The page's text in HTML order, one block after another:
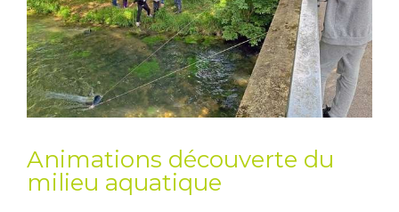
Animations découverte du
milieu aquatique